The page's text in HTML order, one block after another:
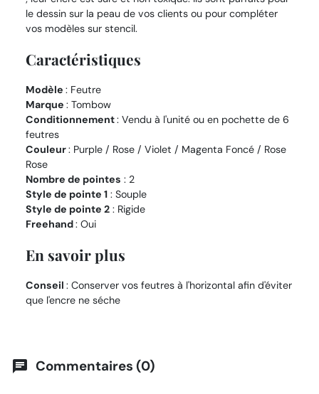
le dessin sur la peau de vos clients ou pour compléter
vos modèles sur stencil.
Caractéristiques
Modèle : Feutre
Marque : Tombow
Conditionnement: Vendu à l'unité ou en pochette de 6
feutres
Couleur: Purple / Rose / Violet / Magenta Foncé / Rose
Rose
Nombre de pointes : 2
Style de pointe 1 : Souple
Style de pointe 2 : Rigide
Freehand: Oui
En savoir plus
Conseil : Conserver vos feutres à l'horizontal afin d'éviter
que l'encre ne séche
chat Commentaires (0)